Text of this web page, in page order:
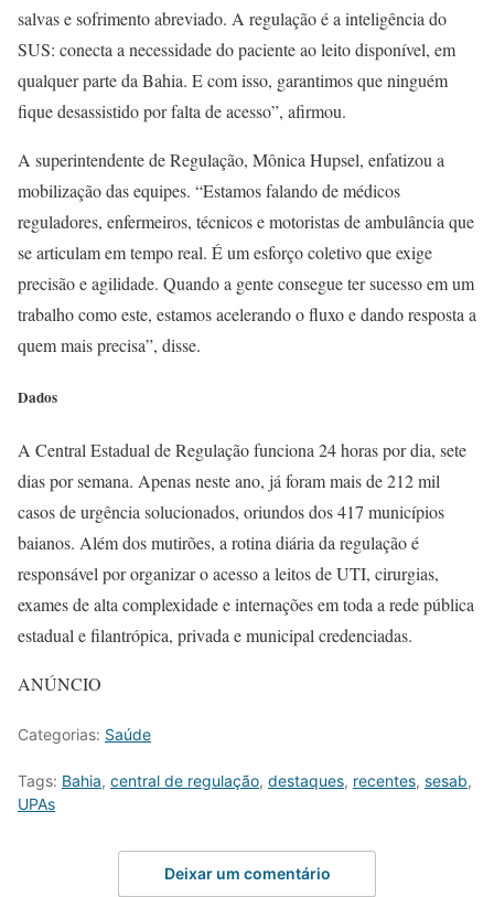
salvas e sofrimento abreviado. A regulação é a inteligência do
SUS: conecta a necessidade do paciente ao leito disponível, em
qualquer parte da Bahia. E com isso, garantimos que ninguém
fique desassistido por falta de acesso”, afirmou.
A superintendente de Regulação, Mônica Hupsel, enfatizou a
mobilização das equipes. “Estamos falando de médicos
reguladores, enfermeiros, técnicos e motoristas de ambulância que
se articulam em tempo real. É um esforço coletivo que exige
precisão e agilidade. Quando a gente consegue ter sucesso em um
trabalho como este, estamos acelerando o fluxo e dando resposta a
quem mais precisa”, disse.
Dados
A Central Estadual de Regulação funciona 24 horas por dia, sete
dias por semana. Apenas neste ano, já foram mais de 212 mil
casos de urgência solucionados, oriundos dos 417 municípios
baianos. Além dos mutirões, a rotina diária da regulação é
responsável por organizar o acesso a leitos de UTI, cirurgias,
exames de alta complexidade e internações em toda a rede pública
estadual e filantrópica, privada e municipal credenciadas.
ANÚNCIO
Categorias: Saúde
Tags: Bahia, central de regulação, destaques, recentes, sesab,
UPAs
Deixar um comentário